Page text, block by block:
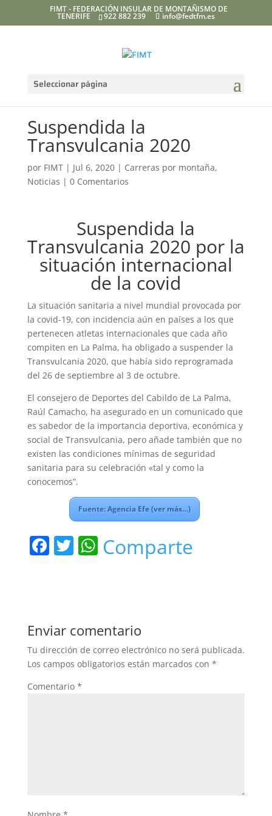
FIMT - FEDERACIÓN INSULAR DE MONTAÑISMO DE
TENERIFE 922 882 239 info@fedtfm.es
Seleccionar página
Suspendida la
Transvulcania 2020
por FIMT| Jul 6, 2020| Carreras por montaña,
Noticias | 0 Comentarios
Suspendida la
Transvulcania 2020 por la
situación internacional
de la covid
La situación sanitaria a nivel mundial provocada por
la covid-19, con incidencia aún en países a los que
pertenecen atletas internacionales que cada año
compiten en La Palma, ha obligado a suspender la
Transvulcania 2020, que había sido reprogramada
del 26 de septiembre al 3 de octubre.
El consejero de Deportes del Cabildo de La Palma,
Raúl Camacho, ha asegurado en un comunicado que
es sabedor de la importancia deportiva, económica y
social de Transvulcania, pero añade también que no
existen las condiciones mínimas de seguridad
sanitaria para su celebración «tal y como la
conocemos”.
Fuente: Agencia Efe (ver más…)
F
b
o
o
k
T W
A
p
p
Comparte
Enviar comentario
Tu dirección de correo electrónico no será publicada.
Los campos obligatorios están marcados con *
Comentario *